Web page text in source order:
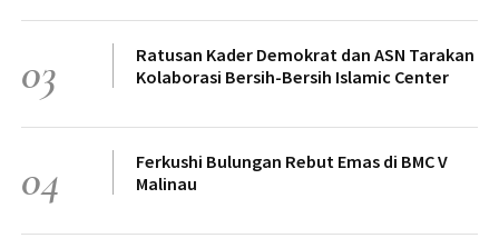
03
Ratusan Kader Demokrat dan ASN Tarakan
Kolaborasi Bersih-Bersih Islamic Center
04
Ferkushi Bulungan Rebut Emas di BMC V
Malinau